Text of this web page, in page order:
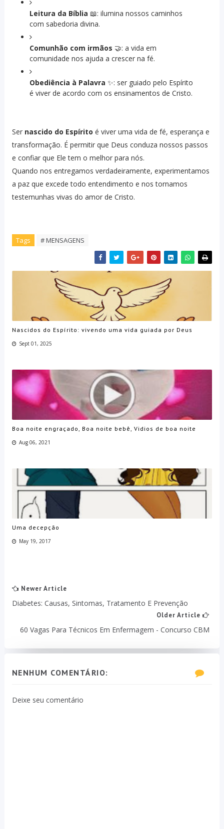
Leitura da Bíblia 📖: ilumina nossos caminhos
com sabedoria divina.
Comunhão com irmãos 🤝: a vida em
comunidade nos ajuda a crescer na fé.
Obediência à Palavra ✨: ser guiado pelo Espírito
é viver de acordo com os ensinamentos de Cristo.
Ser nascido do Espírito é viver uma vida de fé, esperança e
transformação. É permitir que Deus conduza nossos passos
e confiar que Ele tem o melhor para nós.
Quando nos entregamos verdadeiramente, experimentamos
a paz que excede todo entendimento e nos tornamos
testemunhas vivas do amor de Cristo.
Tags # MENSAGENS
Nascidos do Espírito: vivendo uma vida guiada por Deus
Sept 01, 2025
Boa noite engraçado, Boa noite bebê, Vidios de boa noite
Aug 06, 2021
Uma decepção
May 19, 2017
Newer Article
Diabetes: Causas, Sintomas, Tratamento E Prevenção
Older Article
60 Vagas Para Técnicos Em Enfermagem - Concurso CBM
NENHUM COMENTÁRIO:
Deixe seu comentário